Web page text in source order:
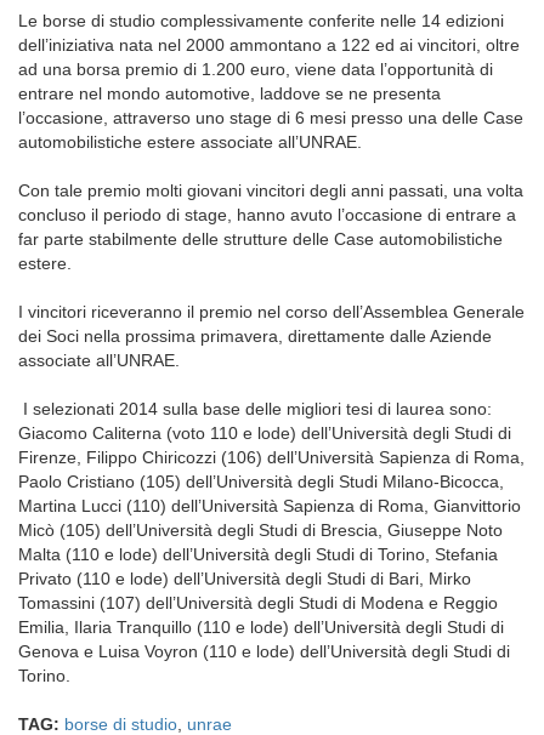
Le borse di studio complessivamente conferite nelle 14 edizioni
dell’iniziativa nata nel 2000 ammontano a 122 ed ai vincitori, oltre
ad una borsa premio di 1.200 euro, viene data l’opportunità di
entrare nel mondo automotive, laddove se ne presenta
l’occasione, attraverso uno stage di 6 mesi presso una delle Case
automobilistiche estere associate all’UNRAE.
Con tale premio molti giovani vincitori degli anni passati, una volta
concluso il periodo di stage, hanno avuto l’occasione di entrare a
far parte stabilmente delle strutture delle Case automobilistiche
estere.
I vincitori riceveranno il premio nel corso dell’Assemblea Generale
dei Soci nella prossima primavera, direttamente dalle Aziende
associate all’UNRAE.
I selezionati 2014 sulla base delle migliori tesi di laurea sono:
Giacomo Caliterna (voto 110 e lode) dell’Università degli Studi di
Firenze, Filippo Chiricozzi (106) dell’Università Sapienza di Roma,
Paolo Cristiano (105) dell’Università degli Studi Milano-Bicocca,
Martina Lucci (110) dell’Università Sapienza di Roma, Gianvittorio
Micò (105) dell’Università degli Studi di Brescia, Giuseppe Noto
Malta (110 e lode) dell’Università degli Studi di Torino, Stefania
Privato (110 e lode) dell’Università degli Studi di Bari, Mirko
Tomassini (107) dell’Università degli Studi di Modena e Reggio
Emilia, Ilaria Tranquillo (110 e lode) dell’Università degli Studi di
Genova e Luisa Voyron (110 e lode) dell’Università degli Studi di
Torino.
TAG: borse di studio unrae